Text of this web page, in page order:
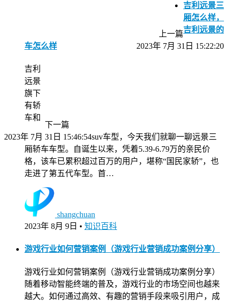
上一篇
2023年 7月 31日 15:22:20
下一篇
2023年 7月 31日 15:46:54
吉利远景三
厢怎么样，
吉利远景的
车怎么样
吉利
远景
旗下
有轿
车和
suv车型，今天我们就聊一聊远景三
厢轿车车型。自诞生以来，凭着5.39-6.79万的亲民价
格，该车已累积超过百万的用户，堪称“国民家轿”，也
走进了第五代车型。首…
shangchuan
2023年 8月 9日 • 知识百科
游戏行业如何营销案例（游戏行业营销成功案例分享）
游戏行业如何营销案例（游戏行业营销成功案例分享）
随着移动智能终端的普及，游戏行业的市场空间也越来
越大。如何通过高效、有趣的营销手段来吸引用户，成